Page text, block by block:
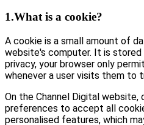
1.What is a cookie?
A cookie is a small amount of
website's computer. It is stored
privacy, your browser only
whenever a user visits them to
On the Channel Digital
preferences to accept all
personalised features, which